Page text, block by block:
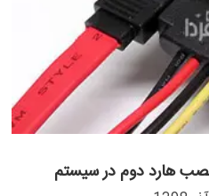
نصب هارد دوم در سیستم